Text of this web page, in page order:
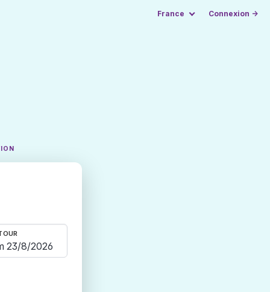
France Connexion →